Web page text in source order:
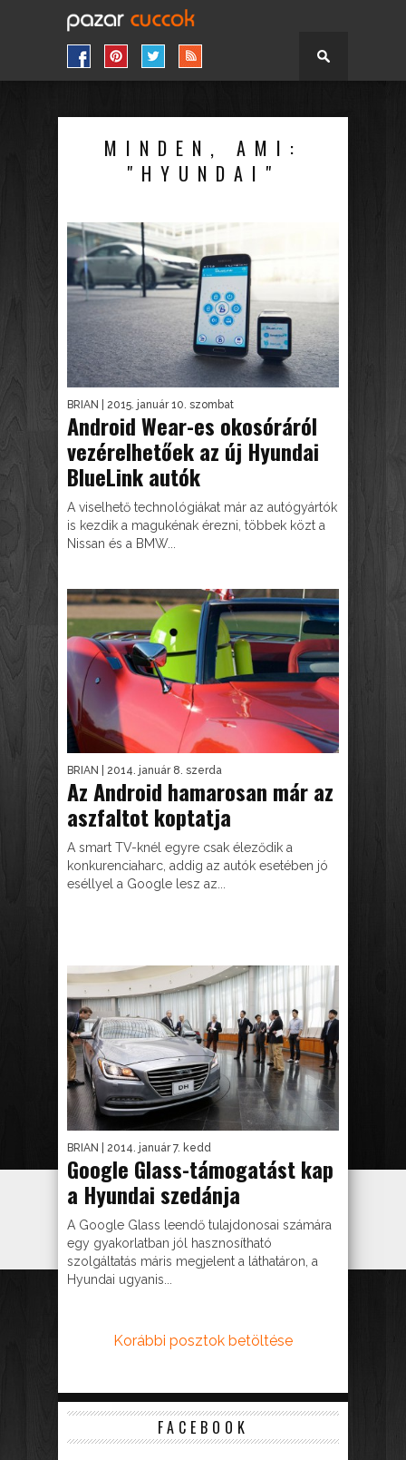
MINDEN, AMI:
"HYUNDAI"
BRIAN | 2015. január 10. szombat
Android Wear-es okosóráról
vezérelhetőek az új Hyundai
BlueLink autók
A viselhető technológiákat már az autógyártók
is kezdik a magukénak érezni, többek közt a
Nissan és a BMW...
BRIAN | 2014. január 8. szerda
Az Android hamarosan már az
aszfaltot koptatja
A smart TV-knél egyre csak éleződik a
konkurenciaharc, addig az autók esetében jó
eséllyel a Google lesz az...
BRIAN | 2014. január 7. kedd
Google Glass-támogatást kap
a Hyundai szedánja
A Google Glass leendő tulajdonosai számára
egy gyakorlatban jól hasznosítható
szolgáltatás máris megjelent a láthatáron, a
Hyundai ugyanis...
Korábbi posztok betöltése
FACEBOOK